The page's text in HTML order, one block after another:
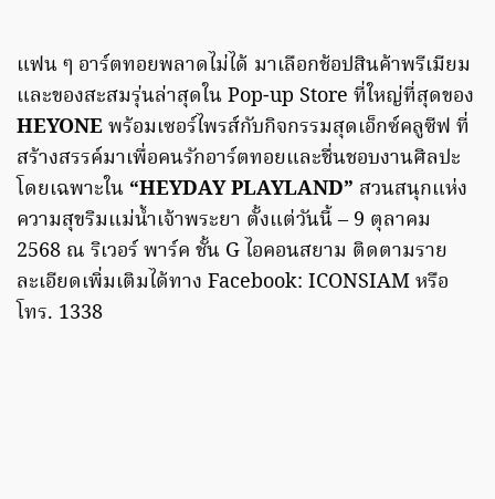
แฟน ๆ อาร์ตทอยพลาดไม่ได้ มาเลือกช้อปสินค้าพรีเมียม
และของสะสมรุ่นล่าสุดใน Pop-up Store ที่ใหญ่ที่สุดของ
HEYONEพร้อมเซอร์ไพรส์กับกิจกรรมสุดเอ็กซ์คลูซีฟ ที่
สร้างสรรค์มาเพื่อคนรักอาร์ตทอยและชื่นชอบงานศิลปะ
โดยเฉพาะใน “HEYDAY PLAYLAND” สวนสนุกแห่ง
ความสุขริมแม่น้ำเจ้าพระยา ตั้งแต่วันนี้ – 9 ตุลาคม
2568 ณ ริเวอร์ พาร์ค ชั้น G ไอคอนสยาม ติดตามราย
ละเอียดเพิ่มเติมได้ทาง Facebook: ICONSIAM หรือ
โทร. 1338